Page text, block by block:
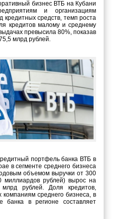
бизнес ВТБ на Кубани
и организациям
кредитных средств, темп роста
кредитов малому и среднему
превысила 80%, показав
млрд рублей.
портфель банка ВТБ в
в сегменте среднего бизнеса
объемом выручки от 300
миллиардов рублей) вырос на
рублей. Доля кредитов,
компаниям среднего бизнеса, в
банка в регионе составляет